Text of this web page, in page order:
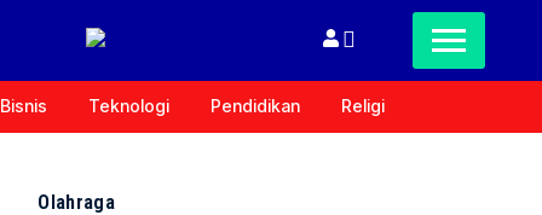
Bisnis Teknologi Pendidikan Religi
Olahraga